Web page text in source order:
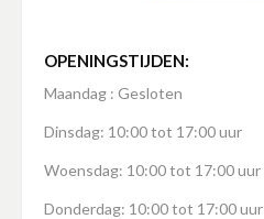
OPENINGSTIJDEN:
Maandag : Gesloten
Dinsdag: 10:00 tot 17:00 uur
Woensdag: 10:00 tot 17:00 uur
Donderdag: 10:00 tot 17:00 uur